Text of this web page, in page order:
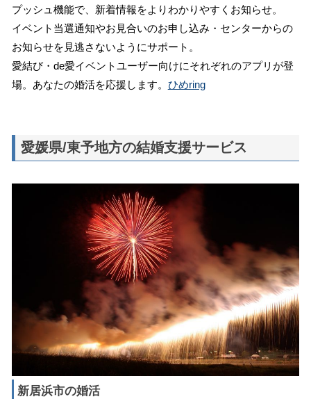
プッシュ機能で、新着情報をよりわかりやすくお知らせ。
イベント当選通知やお見合いのお申し込み・センターからの
お知らせを見逃さないようにサポート。
愛結び・de愛イベントユーザー向けにそれぞれのアプリが登
場。あなたの婚活を応援します。 ひめring
愛媛県/東予地方の結婚支援サービス
新居浜市の婚活